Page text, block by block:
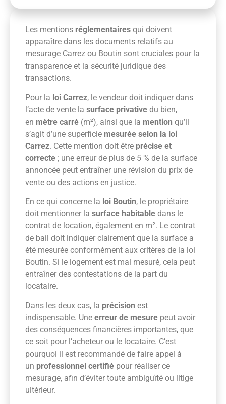
Les mentions réglementaires qui doivent
apparaître dans les documents relatifs au
mesurage Carrez ou Boutin sont cruciales pour la
transparence et la sécurité juridique des
transactions.
Pour la loi Carrez, le vendeur doit indiquer dans
l’acte de vente la surface privative du bien,
en mètre carré (m²), ainsi que la mention qu’il
s’agit d’une superficie mesurée selon la loi
Carrez. Cette mention doit être précise et
correcte ; une erreur de plus de 5 % de la surface
annoncée peut entraîner une révision du prix de
vente ou des actions en justice.
En ce qui concerne la loi Boutin, le propriétaire
doit mentionner la surface habitable dans le
contrat de location, également en m². Le contrat
de bail doit indiquer clairement que la surface a
été mesurée conformément aux critères de la loi
Boutin. Si le logement est mal mesuré, cela peut
entraîner des contestations de la part du
locataire.
Dans les deux cas, la précision est
indispensable. Une erreur de mesure peut avoir
des conséquences financières importantes, que
ce soit pour l’acheteur ou le locataire. C’est
pourquoi il est recommandé de faire appel à
un professionnel certifié pour réaliser ce
mesurage, afin d’éviter toute ambiguïté ou litige
ultérieur.